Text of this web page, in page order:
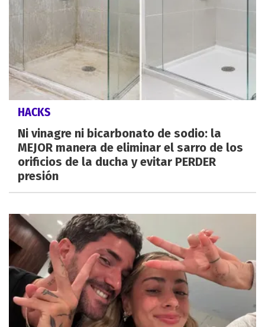
HACKS
Ni vinagre ni bicarbonato de sodio: la
MEJOR manera de eliminar el sarro de los
orificios de la ducha y evitar PERDER
presión